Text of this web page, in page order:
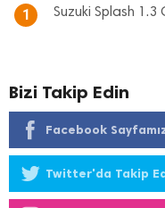
1 Suzuki Splash 1.3
Bizi Takip Edin
Facebook
Twitter'da Takip